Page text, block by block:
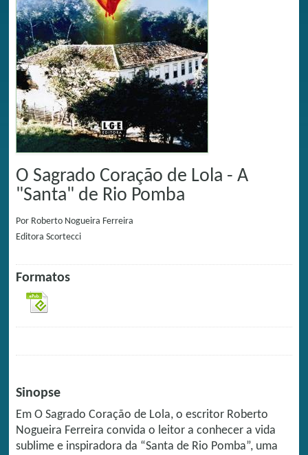
O Sagrado Coração de Lola - A
"Santa" de Rio Pomba
Por Roberto Nogueira Ferreira
Editora Scortecci
Formatos
Sinopse
Em O Sagrado Coração de Lola, o escritor Roberto
Nogueira Ferreira convida o leitor a conhecer a vida
sublime e inspiradora da “Santa de Rio Pomba”, uma